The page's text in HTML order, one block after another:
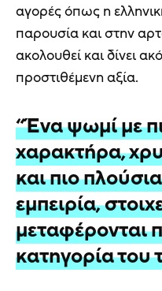
αγορές όπως η
παρουσία και στην
ακολουθεί και δίνει
προστιθέμενη αξία.
“Ένα ψωμί με
χαρακτήρα,
και πιο
εμπειρία,
μεταφέρονται
κατηγορία του